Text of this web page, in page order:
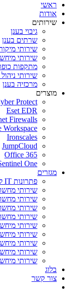
ראשי
אודות
שירותים
גיבוי בענן
שרתים בענן
שירותי
שירותי
מתקפות
שירותי
מרכזיה בענן
מוצרים
Protect
Eset EDR
Firewalls
Workspace
Ironscales
JumpCloud
Office 365
One
מגזרים
פתרונות IT לעסקים של עמילות מכס
שירותי
שירותי
שירותי
שירותי
שירותי
שירותי
שירותי
שירותי
שירותי
בלוג
צור קשר